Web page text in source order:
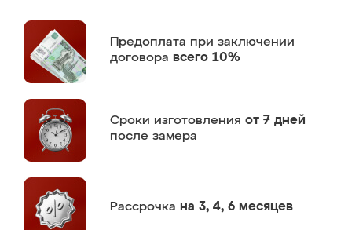
Предоплата при заключении
договора всего 10%
Сроки изготовления от 7 дней
после замера
Рассрочка на 3, 4, 6 месяцев